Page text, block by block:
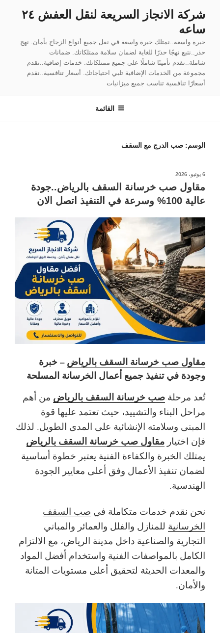
المحتوى
شركة الانجاز السريعة لنقل العفش ٢٤
ساعه
خبرة واسعة..نمتلك خبرة واسعة في نقل جميع أنواع الزجاج بأمان. نهج
حذر..نتبع نهجًا حذرًا للغاية لضمان سلامة ممتلكاتك. ضمانات
شاملة..نقدم تأمينًا شاملًا على جميع ممتلكاتك. خدمات إضافية..نقدم
مجموعة من الخدمات الإضافية تلبي احتياجاتك. أسعار تنافسية..نقدم
أسعارًا تنافسية تناسب جميع ميزانيات
القائمة
الوسم: صب الدرج مع السقف
نُشر
6 يونيو، 2026
مقاول صب خرسانة السقف بالرياض..جودة
عالية 100% وسرعة في التنفيذ اتصل الان
مقاول صب خرسانة السقف بالرياض– خبرة
وجودة في تنفيذ جميع أعمال الخرسانة المسلحة
تُعد مرحلة صب خرسانة السقف بالرياض من أهم
مراحل البناء والتشييد، حيث تعتمد عليها قوة
المبنى وسلامته الإنشائية على المدى الطويل. لذلك
فإن اختيار مقاول صب خرسانة السقف بالرياض
يمتلك الخبرة والكفاءة الفنية يعتبر خطوة أساسية
لضمان تنفيذ الأعمال وفق أعلى معايير الجودة
الهندسية.
نحن نقدم خدمات متكاملة في صب السقف
الخرسانية للمنازل والفلل والعمائر والمباني
التجارية والصناعية داخل مدينة الرياض، مع الالتزام
الكامل بالمواصفات الفنية واستخدام أفضل المواد
والمعدات الحديثة لتحقيق أعلى مستويات المتانة
والأمان.